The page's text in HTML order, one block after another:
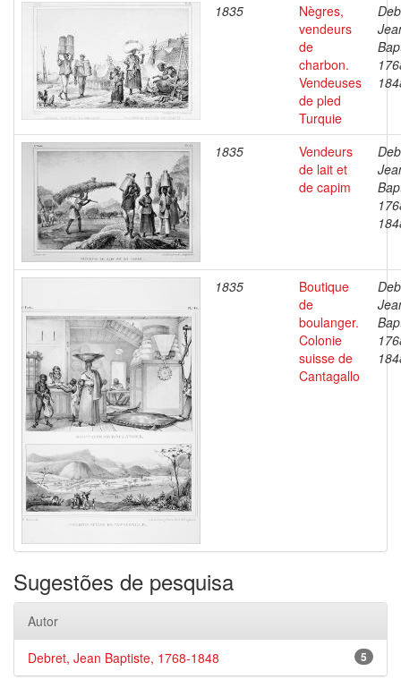
1835
Nègres,
vendeurs
de
charbon.
Vendeuses
de pled
Turquie
1835
Vendeurs
de lait et
de capim
1835
Boutique
de
boulanger.
Colonie
suisse de
Cantagallo
Sugestões de pesquisa
Autor
5
Debret, Jean Baptiste, 1768-1848